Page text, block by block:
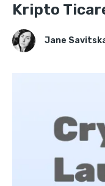
Kripto
Jane